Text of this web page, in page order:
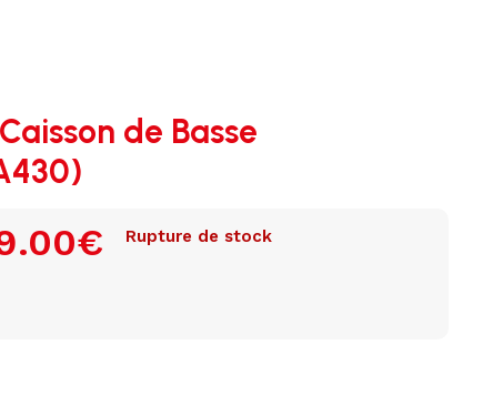
de Basse
€ Rupture de stock